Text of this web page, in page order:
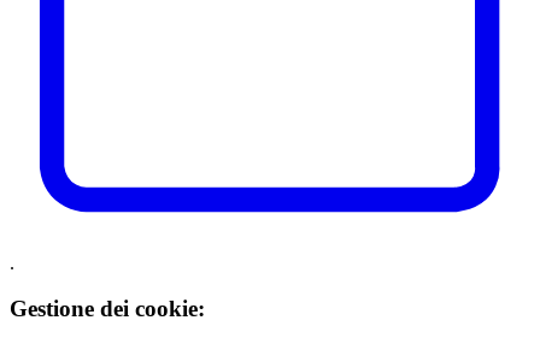
.
Gestione dei cookie: